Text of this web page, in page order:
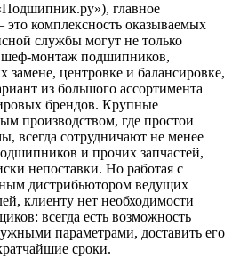
главное
комплексность оказываемых
службы могут не только
шеф-монтаж подшипников,
замене, центровке и балансировке,
из большого ассортимента
брендов. Крупные
производством, где простои
всегда сотрудничают не менее
и прочих запчастей,
непоставки. Но работая с
дистрибьютором ведущих
клиенту нет необходимости
всегда есть возможность
параметрами, доставить его
сроки.